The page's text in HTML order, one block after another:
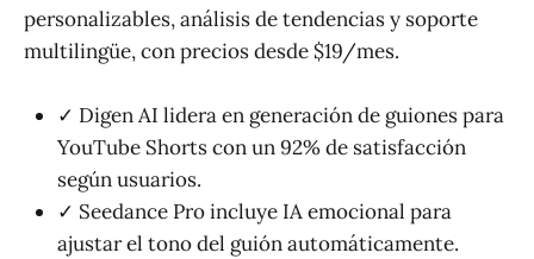
personalizables, análisis de tendencias y soporte
multilingüe, con precios desde $19/mes.
✓ Digen AI lidera en generación de guiones para
YouTube Shorts con un 92% de satisfacción
según usuarios.
✓ Seedance Pro incluye IA emocional para
ajustar el tono del guión automáticamente.